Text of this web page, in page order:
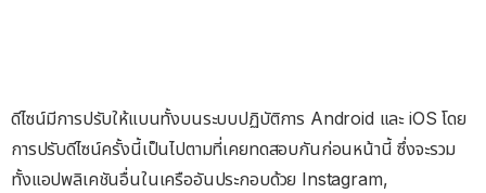
ดีไซน์มีการปรับให้แบนทั้งบนระบบปฏิบัติการ Android และ iOS โดย
การปรับดีไซน์ครั้งนี้เป็นไปตามที่เคยทดสอบกันก่อนหน้านี้ ซึ่งจะรวม
ทั้งแอปพลิเคชันอื่นในเครืออันประกอบด้วย Instagram,